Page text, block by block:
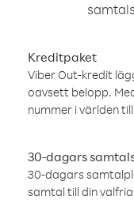
Kreditpaket
Viber Out-kredit
oavsett belopp.
nummer i världen
30-dagars
30-dagars
samtal till din